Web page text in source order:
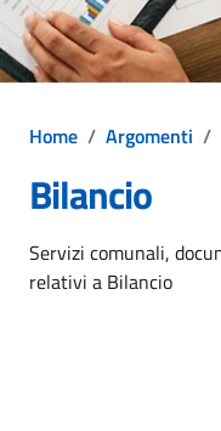
Home / Argomenti /
Bilancio
Dettagli
Servizi comunali,
relativi a Bilancio